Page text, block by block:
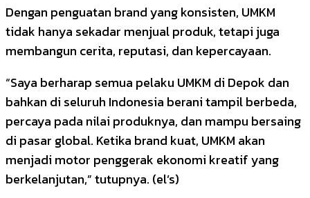
Dengan penguatan brand yang konsisten, UMKM
tidak hanya sekadar menjual produk, tetapi juga
membangun cerita, reputasi, dan kepercayaan.
“Saya berharap semua pelaku UMKM di Depok dan
bahkan di seluruh Indonesia berani tampil berbeda,
percaya pada nilai produknya, dan mampu bersaing
di pasar global. Ketika brand kuat, UMKM akan
menjadi motor penggerak ekonomi kreatif yang
berkelanjutan,” tutupnya. (el’s)